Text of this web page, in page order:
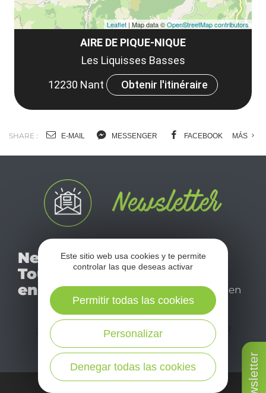
AIRE DE PIQUE-NIQUE
Les Liquisses Basses
12230 Nant
Obtenir l'itinéraire
Leaflet | Map data ©OpenStreetMap contributors
SHARE : E-MAIL MESSENGER FACEBOOK MÁS
Newsletter
Tourismo
en Aveyron
mensual newsletter y
déjese inspirar para
disfrutar de su estancia en
el Aveyron.
¡SUSCRÍBASE A NUESTRO NEWSLETTER
AQUÍ!
Este sitio web usa cookies y te permite
controlar las que deseas activar
Denegar todas las cookies
Personalizar
Permitir todas las cookies